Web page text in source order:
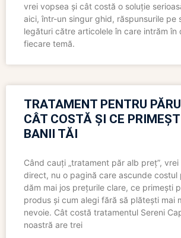
vrei vopsea și cât costă o soluție
aici, într-un singur ghid, răspunsurile pe
legături către articolele în care intrăm în
fiecare temă.
TRATAMENT PENTRU
CÂT COSTĂ ȘI CE
BANII TĂI
Când cauți „tratament păr alb preț”,
direct, nu o pagină care ascunde costul
dăm mai jos prețurile clare, ce primești
produs și cum alegi fără să plătești mai
nevoie. Cât costă tratamentul Sereni
noastră are trei